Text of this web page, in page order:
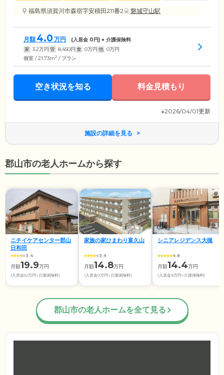
福島県須賀川市森宿字安積田211番2
磐城守山駅
月額 4.0 万円 (入居金 0円) + 介護保険料
家 3.2万円 管 8,450円 食 0万円 他 0万円
個室 / 21.73m2 / プラン
空き状況を知る 料金見積もり
※2026/04/01更新
施設の詳細を見る
郡山市の老人ホームから探す
ニチイケアセンター郡山
日和田
3.4
月額19.9万円
(入居金52万円+介護保険料)
家族の家ひまわり富久山
3.9
月額14.8万円
(入居金0万円+介護保険料)
シニアレジデンス大槻
4.8
月額14.4万円
(入居金9万円+介護保険料)
郡山市の老人ホームを全て見る